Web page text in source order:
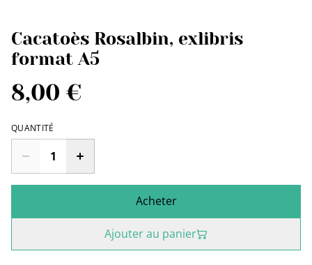
Cacatoès Rosalbin, exlibris
format A5
8,00 €
QUANTITÉ
Acheter
Ajouter au panier